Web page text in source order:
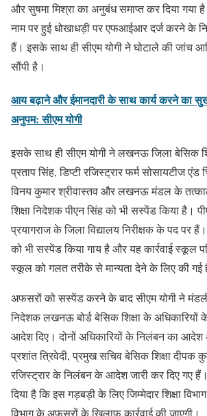
और सुषमा मिश्रा का अनुबंध समाप्त कर दिया
नाम पर हुई धोखाधड़ी पर एफआईआर दर्ज करने के
हैं। इसके साथ ही सीएम योगी ने घोटाले की जांच
सौंपी है।
आय बढ़ाने और ईमानदारी के साथ कार्य करने का
अनुपम: सीएम योगी
इसके साथ ही सीएम योगी ने लखनऊ जिला बेसिक
प्रताप सिंह, डिप्टी रजिस्ट्रार फर्म सोसायटीज
विनय कुमार श्रीवास्तव और लखनऊ मंडल के
शिक्षा निदेशक पीएन सिंह को भी सस्पेंड किया है।
प्रयागराज के जिला विद्यालय निरीक्षक के पद पर
को भी सस्पेंड किया गाय है और यह कार्रवाई स्कूल
स्कूल को गलत तरीके से मान्यता देने के लिए की गई
अफसरों को सस्पेंड करने के बाद सीएम योगी ने
निदेशक लखनऊ बोर्ड बेसिक शिक्षा के
आदेश दिए। दोनों अधिकारियों के निलंबन का आदेश
प्रशांत त्रिवेदी, प्रमुख सचिव बेसिक शिक्षा दीपक
रजिस्ट्रार के निलंबन के आदेश जारी कर दिए गए हैं।
दिया है कि इस गड़बड़ी के लिए जिम्मेदार शिक्षा
विभाग के अफसरों के खिलाफ कार्रवाई की जाएगी।